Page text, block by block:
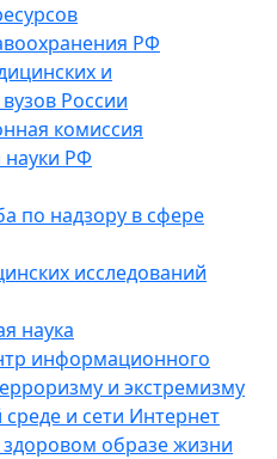
РФ
и
России
комиссия
РФ
по надзору в сфере
исследований
наука
информационного
и экстремизму
и сети Интернет
образе жизни